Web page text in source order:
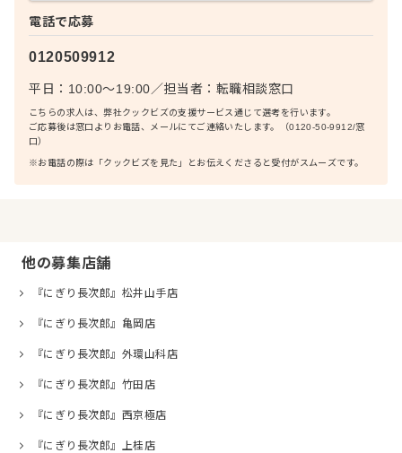
電話で応募
0120509912
平日：10:00〜19:00／担当者： 転職相談窓口
こちらの求人は、弊社クックビズの支援サービス通じて選考を行います。
ご応募後は窓口よりお電話、メールにてご連絡いたします。（0120-50-9912/窓
口）
※お電話の際は「クックビズを見た」とお伝えくださると受付がスムーズです。
他の募集店舗
『にぎり長次郎』松井山手店
『にぎり長次郎』亀岡店
『にぎり長次郎』外環山科店
『にぎり長次郎』竹田店
『にぎり長次郎』西京極店
『にぎり長次郎』上桂店